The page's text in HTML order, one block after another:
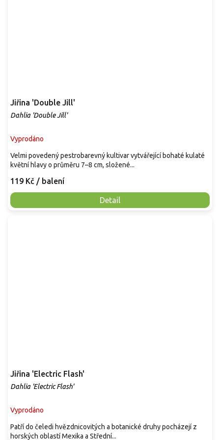
Jiřina 'Double Jill'
Dahlia 'Double Jill'
Vyprodáno
119 Kč / balení
Detail
Velmi povedený pestrobarevný kultivar vytvářející bohaté kulaté
květní hlavy o průměru 7–8 cm, složené...
Jiřina 'Electric Flash'
Dahlia 'Electric Flash'
Vyprodáno
Patří do čeledi hvězdnicovitých a botanické druhy pocházejí z
horských oblastí Mexika a Střední...